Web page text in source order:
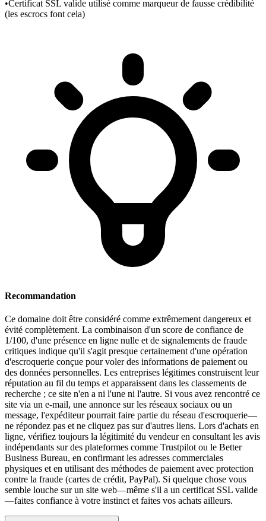
•Certificat SSL valide utilisé comme marqueur de fausse crédibilité
(les escrocs font cela)
Recommandation
Ce domaine doit être considéré comme extrêmement dangereux et
évité complètement. La combinaison d'un score de confiance de
1/100, d'une présence en ligne nulle et de signalements de fraude
critiques indique qu'il s'agit presque certainement d'une opération
d'escroquerie conçue pour voler des informations de paiement ou
des données personnelles. Les entreprises légitimes construisent leur
réputation au fil du temps et apparaissent dans les classements de
recherche ; ce site n'en a ni l'une ni l'autre. Si vous avez rencontré ce
site via un e-mail, une annonce sur les réseaux sociaux ou un
message, l'expéditeur pourrait faire partie du réseau d'escroquerie—
ne répondez pas et ne cliquez pas sur d'autres liens. Lors d'achats en
ligne, vérifiez toujours la légitimité du vendeur en consultant les avis
indépendants sur des plateformes comme Trustpilot ou le Better
Business Bureau, en confirmant les adresses commerciales
physiques et en utilisant des méthodes de paiement avec protection
contre la fraude (cartes de crédit, PayPal). Si quelque chose vous
semble louche sur un site web—même s'il a un certificat SSL valide
—faites confiance à votre instinct et faites vos achats ailleurs.